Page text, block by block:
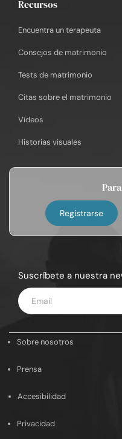
Recursos
Encuentra un terapeuta
Consejos de matrimonio
Tests de matrimonio
Citas sobre el matrimonio
Vídeos
Historias visuales
Registrarse
Suscríbete a nuestra
Introduce
tu
Sobre nosotros
Prensa
Accesibilidad
Privacidad